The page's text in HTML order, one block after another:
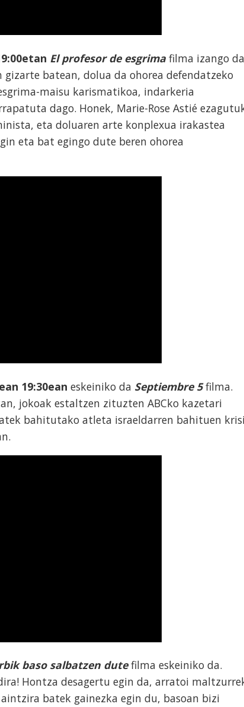
00etan El profesor de esgrima filma izango
gizarte batean, dolua da ohorea defendatzeko
maisu karismatikoa, indarkeria
dago. Honek, Marie-Rose Astié
eta doluaren arte konplexua irakastea
eta bat egingo dute beren ohorea
19:30ean eskeiniko da Septiembre 5filma.
jokoak estaltzen zituzten ABCko kazetari
bahitutako atleta israeldarren bahituen
baso salbatzen dutefilma eskeiniko da.
Hontza desagertu egin da, arratoi
batek gainezka egin du, basoan bizi